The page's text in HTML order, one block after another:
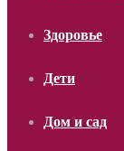
Здоровье
Дети
Дом и сад